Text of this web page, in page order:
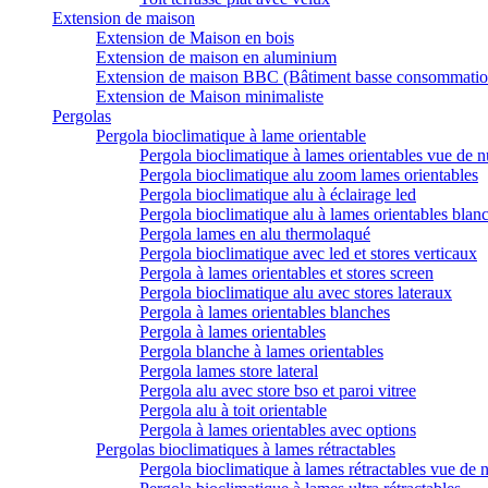
Extension de maison
Extension de Maison en bois
Extension de maison en aluminium
Extension de maison BBC (Bâtiment basse
Extension de Maison minimaliste
Pergolas
Pergola bioclimatique à lame orientable
Pergola bioclimatique à lames orientables vue de
Pergola bioclimatique alu zoom lames orientables
Pergola bioclimatique alu à éclairage led
Pergola bioclimatique alu à lames orientables
Pergola lames en alu thermolaqué
Pergola bioclimatique avec led et stores verticaux
Pergola à lames orientables et stores screen
Pergola bioclimatique alu avec stores lateraux
Pergola à lames orientables blanches
Pergola à lames orientables
Pergola blanche à lames orientables
Pergola lames store lateral
Pergola alu avec store bso et paroi vitree
Pergola alu à toit orientable
Pergola à lames orientables avec options
Pergolas bioclimatiques à lames rétractables
Pergola bioclimatique à lames rétractables vue de